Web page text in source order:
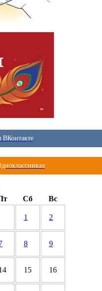
ВКонтакте
Сб Вс
1 2
8 9
15 16